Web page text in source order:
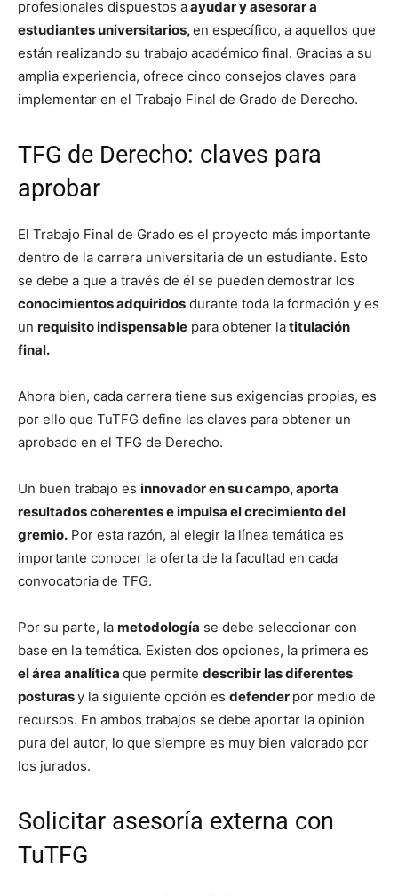
profesionales dispuestos aayudar y asesorar a
estudiantes universitarios,en específico, a aquellos que
están realizando su trabajo académico final. Gracias a su
amplia experiencia, ofrece cinco consejos claves para
implementar en el Trabajo Final de Grado de Derecho.
TFG de Derecho: claves para
aprobar
El Trabajo Final de Grado es el proyecto más importante
dentro de la carrera universitaria de un estudiante. Esto
se debe a que a través de él se pueden demostrar los
conocimientos adquiridos durante toda la formación y es
un requisito indispensable para obtener latitulación
final.
Ahora bien, cada carrera tiene sus exigencias propias, es
por ello que TuTFG define las claves para obtener un
aprobado en el TFG de Derecho.
Un buen trabajo es innovador en su campo, aporta
resultados coherentes e impulsa el crecimiento del
gremio. Por esta razón, al elegir la línea temática es
importante conocer la oferta de la facultad en cada
convocatoria de TFG.
Por su parte, la metodología se debe seleccionar con
base en la temática. Existen dos opciones, la primera es
el área analítica que permite describir las diferentes
posturasy la siguiente opción es defender por medio de
recursos. En ambos trabajos se debe aportar la opinión
pura del autor, lo que siempre es muy bien valorado por
los jurados.
Solicitar asesoría externa con
TuTFG